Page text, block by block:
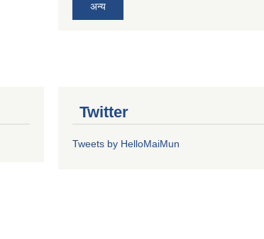
अन्य
Twitter
Tweets by HelloMaiMun